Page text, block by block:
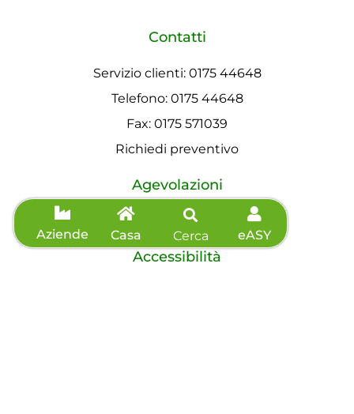
Aziende Casa Cerca eASY
Contatti
Servizio clienti: 0175 44648
Telefono: 0175 44648
Fax: 0175 571039
Richiedi preventivo
Agevolazioni
Informazioni sisma
Accessibilità